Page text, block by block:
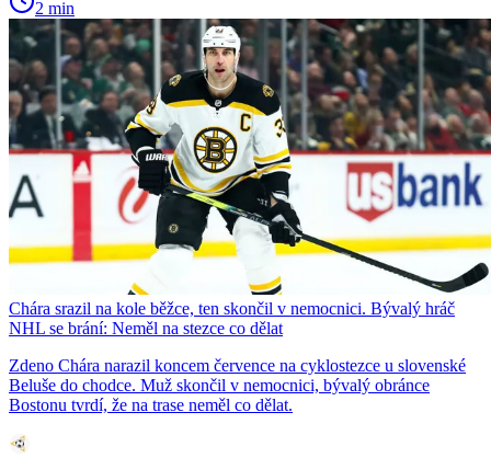
2 min
Chára srazil na kole běžce, ten skončil v nemocnici. Bývalý hráč
NHL se brání: Neměl na stezce co dělat
Zdeno Chára narazil koncem července na cyklostezce u slovenské
Beluše do chodce. Muž skončil v nemocnici, bývalý obránce
Bostonu tvrdí, že na trase neměl co dělat.